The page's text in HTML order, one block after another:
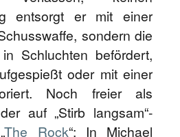
entsorgt er mit einer
sondern die
Schluchten befördert,
oder mit einer
Noch freier als
auf „Stirb langsam“-
The Rock“: In Michael